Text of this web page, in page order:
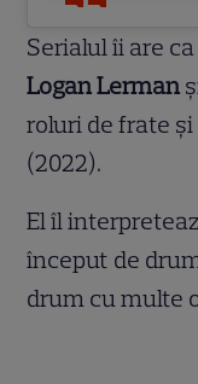
Serialul îi are
Logan Lerman
roluri de frate
(2022).
El îl
început de
drum cu multe